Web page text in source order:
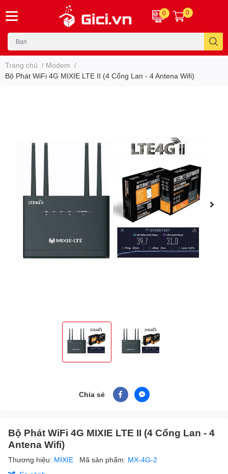
0 0
Trang chủ / Modem /
Bộ Phát WiFi 4G MIXIE LTE II (4 Cổng Lan - 4 Antena Wifi)
Chia sẻ
Bộ Phát WiFi 4G MIXIE LTE II (4 Cổng Lan - 4
Antena Wifi)
Thương hiệu: MIXIE Mã sản phẩm: MX-4G-2